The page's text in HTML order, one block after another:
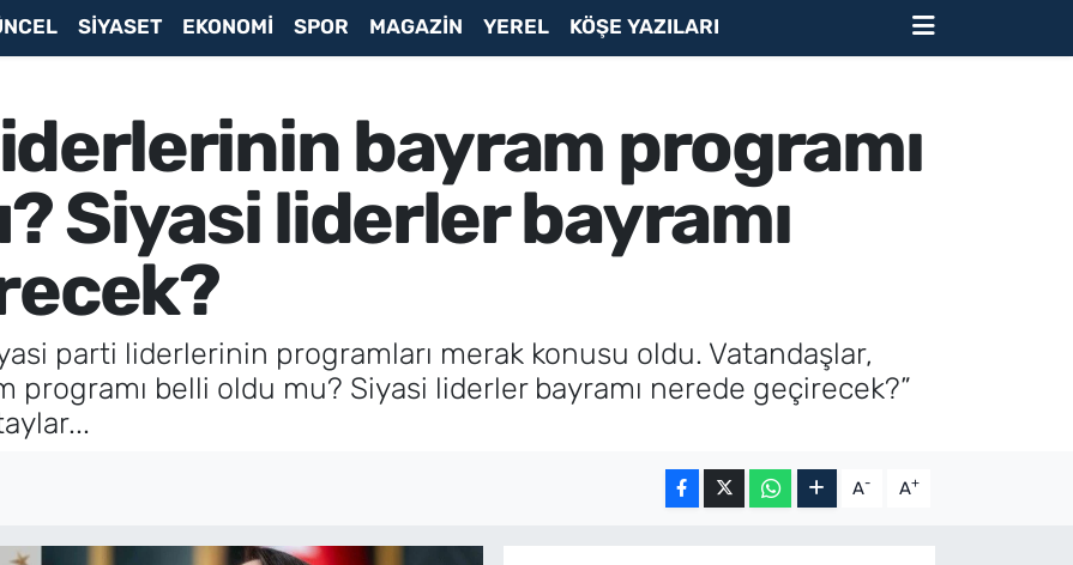
SİYASET EKONOMİ SPOR MAGAZİN YEREL KÖŞE YAZILARI
bayram programı
Siyasi liderler bayramı
parti liderlerinin programları merak konusu oldu. Vatandaşlar,
programı belli oldu mu? Siyasi liderler bayramı nerede geçirecek?”
A- A+